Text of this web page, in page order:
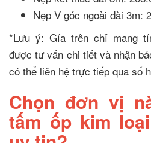
Nẹp V góc ngoài dài 3m:
*Lưu ý: Gía trên chỉ mang
được tư vấn chi tiết và nhận
có thể liên hệ trực tiếp qua số
Chọn đơn vị
tấm ốp kim